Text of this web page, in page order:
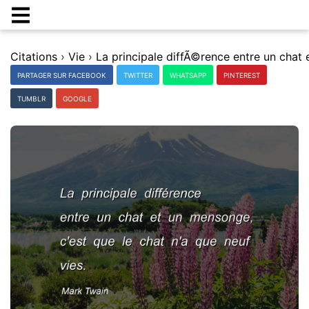
Citations › Vie ›
PARTAGER SUR FACEBOOK TWITTER WHATSAPP PINTEREST
TUMBLR GOOGLE